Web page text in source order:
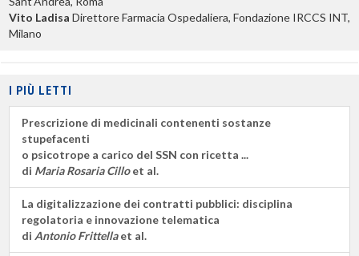
Vito Ladisa Direttore Farmacia Ospedaliera, Fondazione IRCCS INT,
Milano
I PIÙ LETTI
Prescrizione di medicinali contenenti sostanze
stupefacenti
o psicotrope a carico del SSN con ricetta ...
di Maria Rosaria Cilloet al.
La digitalizzazione dei contratti pubblici: disciplina
regolatoria e innovazione telematica
di Antonio Frittellaet al.